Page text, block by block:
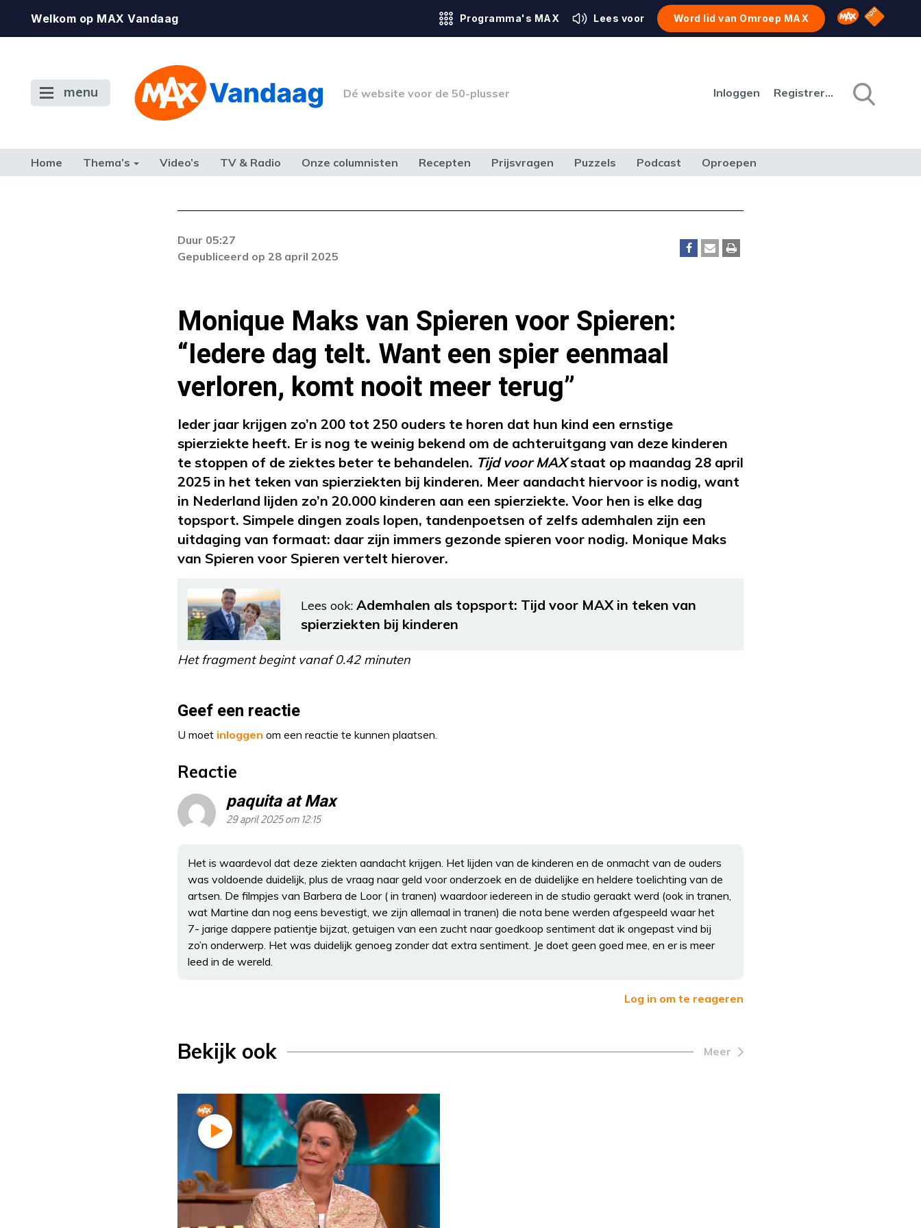
Welkom op MAX Vandaag Programma's MAX Lees voor Word lid van Omroep MAX Omroep MAX
NPO
menu Dé website voor de 50-plusser Inloggen Registreren
Home Thema’s Video’s TV & Radio Onze columnisten Recepten Prijsvragen Puzzels Podcast Oproepen
Er is een licentie-fout opgetreden. Als het probleem
zich blijft voordoen, neem dan contact op met onze
Duur 05:27
Gepubliceerd op 28 april 2025
Monique Maks van Spieren voor Spieren:
“Iedere dag telt. Want een spier eenmaal
verloren, komt nooit meer terug”
Ieder jaar krijgen zo’n 200 tot 250 ouders te horen dat hun kind een ernstige
spierziekte heeft. Er is nog te weinig bekend om de achteruitgang van deze kinderen
te stoppen of de ziektes beter te behandelen. Tijd voor MAXstaat op maandag 28 april
2025 in het teken van spierziekten bij kinderen. Meer aandacht hiervoor is nodig, want
in Nederland lijden zo’n 20.000 kinderen aan een spierziekte. Voor hen is elke dag
topsport. Simpele dingen zoals lopen, tandenpoetsen of zelfs ademhalen zijn een
uitdaging van formaat: daar zijn immers gezonde spieren voor nodig. Monique Maks
van Spieren voor Spieren vertelt hierover.
Lees ook: Ademhalen als topsport: Tijd voor MAX in teken van
spierziekten bij kinderen
Het fragment begint vanaf 0.42 minuten
Geef een reactie
U moet inloggen om een reactie te kunnen plaatsen.
Reactie
paquita at Max
29 april 2025 om 12:15
Het is waardevol dat deze ziekten aandacht krijgen. Het lijden van de kinderen en de onmacht van de ouders
was voldoende duidelijk, plus de vraag naar geld voor onderzoek en de duidelijke en heldere toelichting van de
artsen. De filmpjes van Barbera de Loor ( in tranen) waardoor iedereen in de studio geraakt werd (ook in tranen,
wat Martine dan nog eens bevestigt, we zijn allemaal in tranen) die nota bene werden afgespeeld waar het
7- jarige dappere patientje bijzat, getuigen van een zucht naar goedkoop sentiment dat ik ongepast vind bij
zo’n onderwerp. Het was duidelijk genoeg zonder dat extra sentiment. Je doet geen goed mee, en er is meer
leed in de wereld.
Log in om te reageren
Bekijk ook Meer